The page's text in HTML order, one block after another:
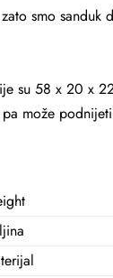
smo
su 58 x 20 x
može